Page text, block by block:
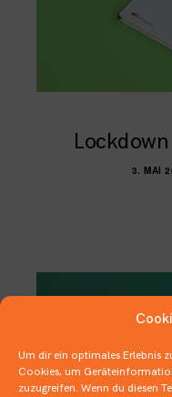
Um dir ein optimales Erlebnis
Cookies, um
zuzugreifen. Wenn du diesen
3. MAI